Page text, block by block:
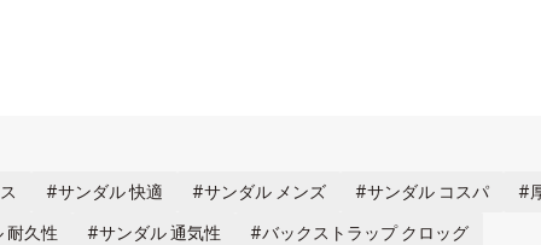
サンダル 快適 サンダル メンズ サンダル コスパ
耐久性 サンダル 通気性 バックストラップ クロッグ